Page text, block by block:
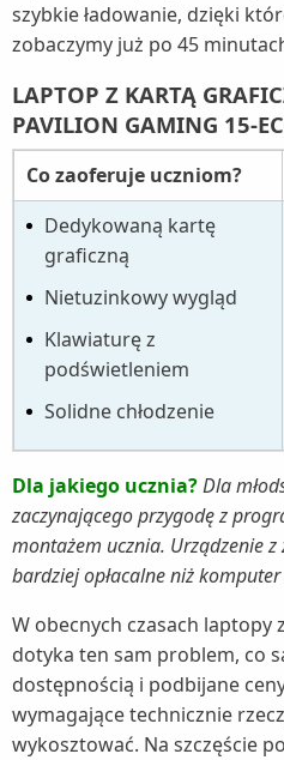
szybkie ładowanie, dzięki
zobaczymy już po 45
LAPTOP Z KARTĄ
PAVILION GAMING 15-
Co zaoferuje uczniom?
Dedykowaną kartę
graficzną
Nietuzinkowy wygląd
Klawiaturę z
podświetleniem
Solidne chłodzenie
Dla jakiego ucznia?Dla
zaczynającego przygodę z
montażem ucznia. Urządzenie
bardziej opłacalne niż
W obecnych czasach
dotyka ten sam problem, co
dostępnością i podbijane
wymagające technicznie
wykosztować. Na szczęście